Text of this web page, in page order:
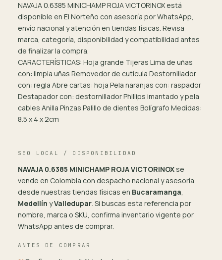
NAVAJA 0.6385 MINICHAMP ROJA VICTORINOX está
disponible en El Norteño con asesoría por WhatsApp,
envío nacional y atención en tiendas físicas. Revisa
marca, categoría, disponibilidad y compatibilidad antes
de finalizar la compra.
CARACTERÍSTICAS: Hoja grande Tijeras Lima de uñas
con: limpia uñas Removedor de cutícula Destornillador
con: regla Abre cartas: hoja Pela naranjas con: raspador
Destapador con: destornillador Phillips imantado y pela
cables Anilla Pinzas Palillo de dientes Bolígrafo Medidas:
8.5 x 4 x 2cm
SEO LOCAL / DISPONIBILIDAD
NAVAJA 0.6385 MINICHAMP ROJA VICTORINOX se
vende en Colombia con despacho nacional y asesoría
desde nuestras tiendas físicas en Bucaramanga,
Medellín yValledupar. Si buscas esta referencia por
nombre, marca o SKU, confirma inventario vigente por
WhatsApp antes de comprar.
ANTES DE COMPRAR